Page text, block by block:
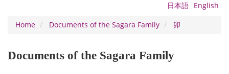
日本語 English
Home
Documents of the Sagara Family 卯
Documents of the Sagara Family